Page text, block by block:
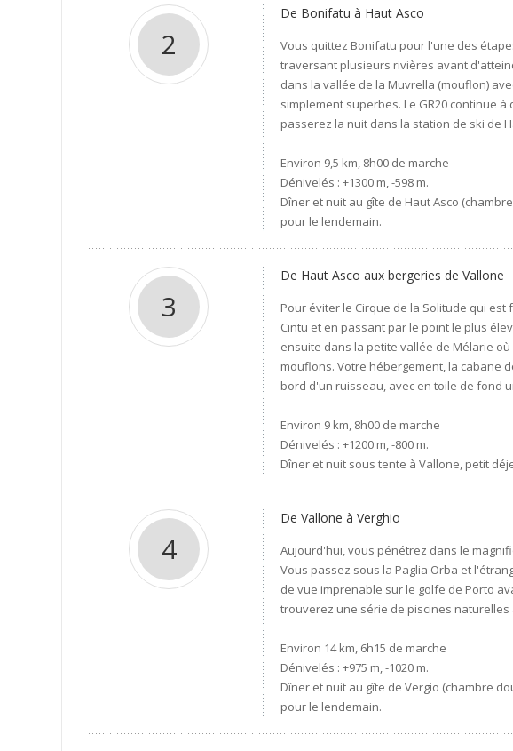
2
De Bonifatu à Haut Asco
Vous quittez Bonifatu pour l'une des
traversant plusieurs rivières avant
dans la vallée de la Muvrella (mouflon)
simplement superbes. Le GR20 continue
passerez la nuit dans la station de ski de
Environ 9,5 km, 8h00 de marche
Dénivelés : +1300 m, -598 m.
Dîner et nuit au gîte de Haut Asco
pour le lendemain.
3
De Haut Asco aux bergeries de Vallone
Pour éviter le Cirque de la Solitude qui
Cintu et en passant par le point le plus
ensuite dans la petite vallée de Mélarie
mouflons. Votre hébergement, la cabane
bord d'un ruisseau, avec en toile de fond
Environ 9 km, 8h00 de marche
Dénivelés : +1200 m, -800 m.
Dîner et nuit sous tente à Vallone, petit
4
De Vallone à Verghio
Aujourd'hui, vous pénétrez dans le
Vous passez sous la Paglia Orba et
de vue imprenable sur le golfe de Porto
trouverez une série de piscines naturelles
Environ 14 km, 6h15 de marche
Dénivelés : +975 m, -1020 m.
Dîner et nuit au gîte de Vergio (chambre
pour le lendemain.